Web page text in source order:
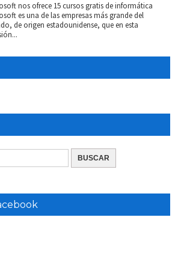
nos ofrece 15 cursos gratis de informática
es una de las empresas más grande del
de origen estadounidense, que en esta